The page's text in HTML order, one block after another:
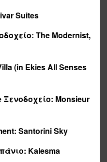
Suites
: The Modernist,
(in Ekies All Senses
Ξενοδοχείο: Monsieur
Santorini Sky
: Kalesma